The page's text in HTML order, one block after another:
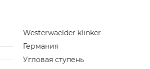
Westerwaelder klinker
Германия
Угловая ступень